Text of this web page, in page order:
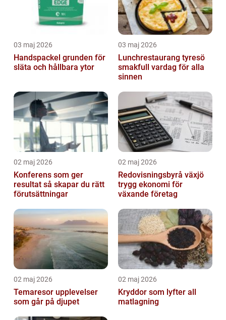
03 maj 2026
Handspackel grunden för
släta och hållbara ytor
03 maj 2026
Lunchrestaurang tyresö
smakfull vardag för alla
sinnen
02 maj 2026
Konferens som ger
resultat så skapar du rätt
förutsättningar
02 maj 2026
Redovisningsbyrå växjö
trygg ekonomi för
växande företag
02 maj 2026
Temaresor upplevelser
som går på djupet
02 maj 2026
Kryddor som lyfter all
matlagning